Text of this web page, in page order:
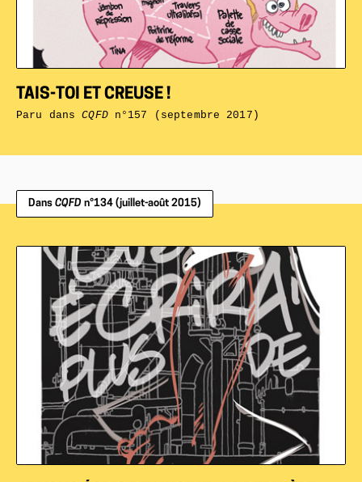
TAIS-TOI ET CREUSE !
Paru dansCQFDn°157 (septembre 2017)
Dans CQFD n°134 (juillet-août 2015)